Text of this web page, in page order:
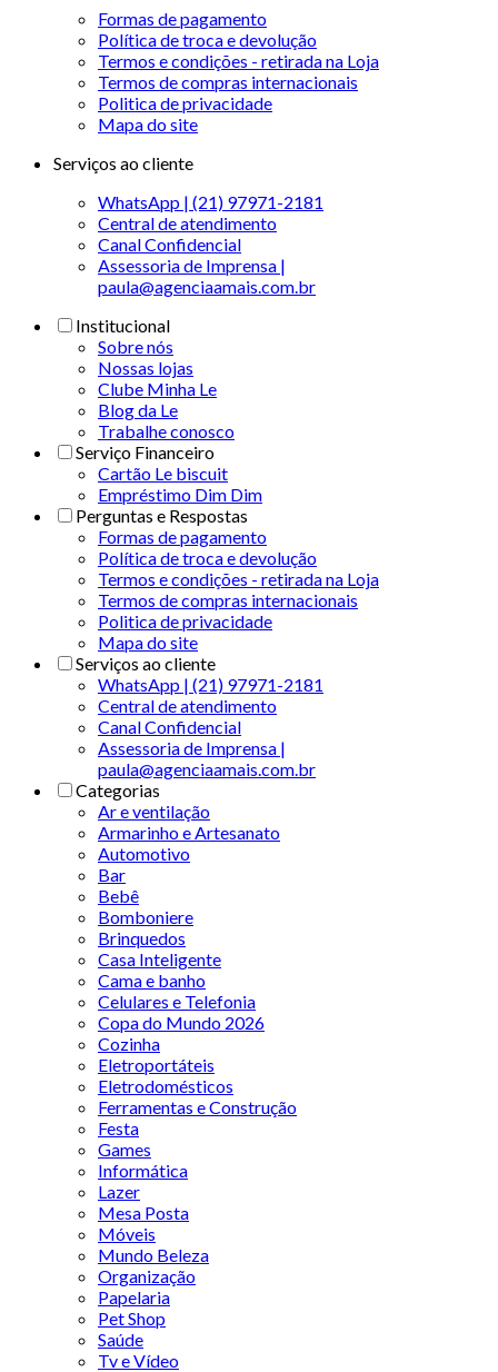
Formas de pagamento
Política de troca e devolução
Termos e condições - retirada na Loja
Termos de compras internacionais
Politica de privacidade
Mapa do site
Serviços ao cliente
WhatsApp | (21) 97971-2181
Central de atendimento
Canal Confidencial
Assessoria de Imprensa |
paula@agenciaamais.com.br
Institucional
Sobre nós
Nossas lojas
Clube Minha Le
Blog da Le
Trabalhe conosco
Serviço Financeiro
Cartão Le biscuit
Empréstimo Dim Dim
Perguntas e Respostas
Formas de pagamento
Política de troca e devolução
Termos e condições - retirada na Loja
Termos de compras internacionais
Politica de privacidade
Mapa do site
Serviços ao cliente
WhatsApp | (21) 97971-2181
Central de atendimento
Canal Confidencial
Assessoria de Imprensa |
paula@agenciaamais.com.br
Categorias
Ar e ventilação
Armarinho e Artesanato
Automotivo
Bar
Bebê
Bomboniere
Brinquedos
Casa Inteligente
Cama e banho
Celulares e Telefonia
Copa do Mundo 2026
Cozinha
Eletroportáteis
Eletrodomésticos
Ferramentas e Construção
Festa
Games
Informática
Lazer
Mesa Posta
Móveis
Mundo Beleza
Organização
Papelaria
Pet Shop
Saúde
Tv e Vídeo